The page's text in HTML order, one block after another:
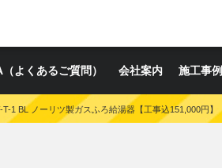
よくあるご質問） 会社案内 施工事例
T-1 BL ノーリツ製ガスふろ給湯器【工事込151,000円】